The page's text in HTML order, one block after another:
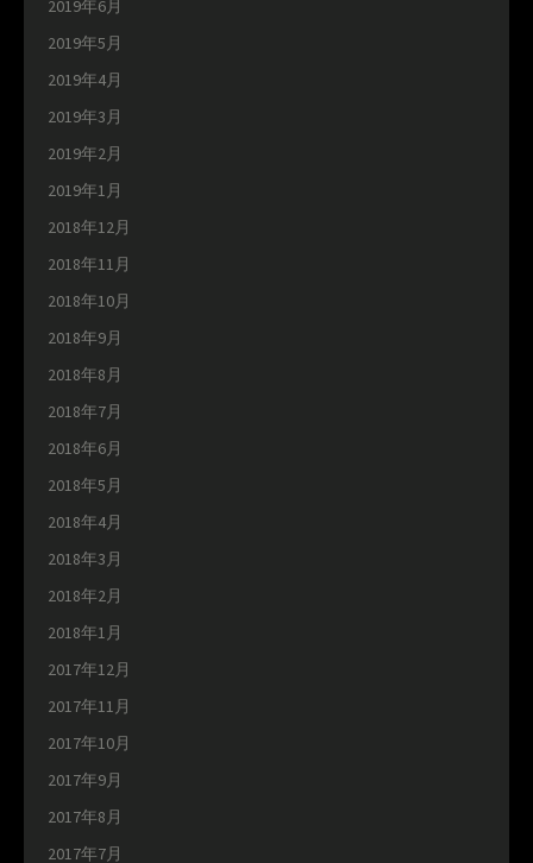
2019年6月
2019年5月
2019年4月
2019年3月
2019年2月
2019年1月
2018年12月
2018年11月
2018年10月
2018年9月
2018年8月
2018年7月
2018年6月
2018年5月
2018年4月
2018年3月
2018年2月
2018年1月
2017年12月
2017年11月
2017年10月
2017年9月
2017年8月
2017年7月